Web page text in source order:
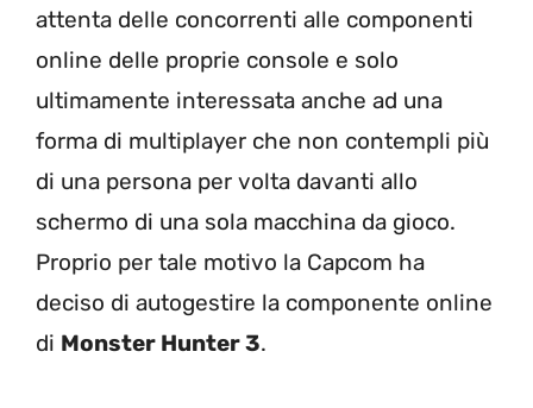
attenta delle concorrenti alle componenti
online delle proprie console e solo
ultimamente interessata anche ad una
forma di multiplayer che non contempli più
di una persona per volta davanti allo
schermo di una sola macchina da gioco.
Proprio per tale motivo la Capcom ha
deciso di autogestire la componente online
di Monster Hunter 3.